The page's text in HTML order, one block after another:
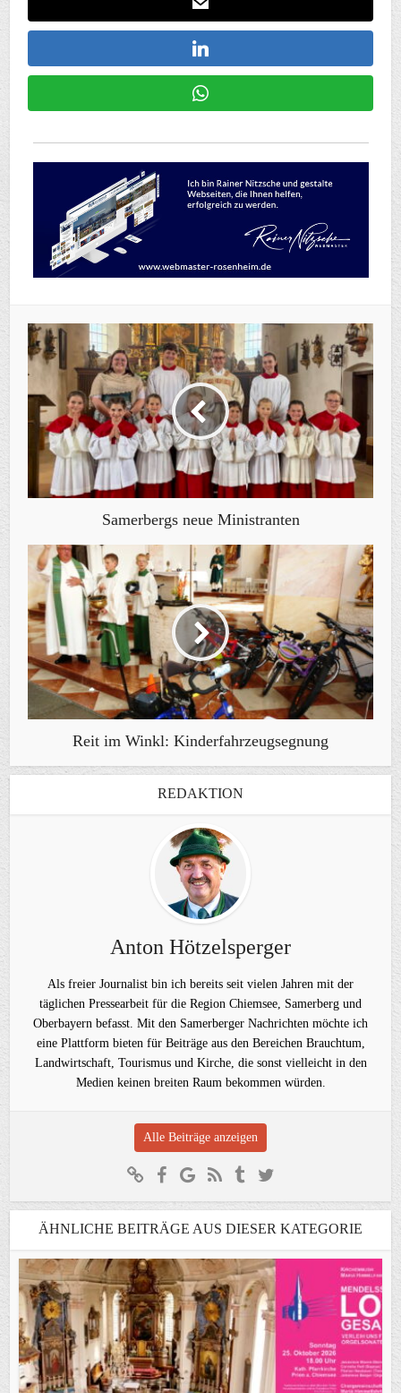
Samerbergs neue Ministranten
Reit im Winkl: Kinderfahrzeugsegnung
REDAKTION
Anton Hötzelsperger
Als freier Journalist bin ich bereits seit vielen Jahren mit der
täglichen Pressearbeit für die Region Chiemsee, Samerberg und
Oberbayern befasst. Mit den Samerberger Nachrichten möchte ich
eine Plattform bieten für Beiträge aus den Bereichen Brauchtum,
Landwirtschaft, Tourismus und Kirche, die sonst vielleicht in den
Medien keinen breiten Raum bekommen würden.
Alle Beiträge anzeigen
ÄHNLICHE BEITRÄGE AUS DIESER KATEGORIE